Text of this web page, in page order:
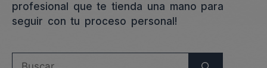
profesional que te tienda una mano para
seguir con tu proceso personal!